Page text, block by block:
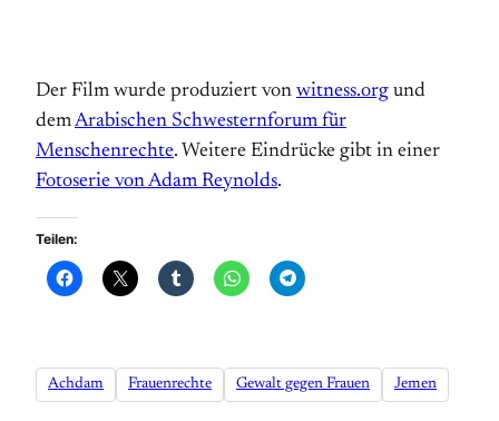
Der Film wurde produziert von witness.org und
demArabischen Schwesternforum für
Menschenrechte. Weitere Eindrücke gibt in einer
Fotoserie von Adam Reynolds.
Teilen:
Achdam Frauenrechte Gewalt gegen Frauen Jemen